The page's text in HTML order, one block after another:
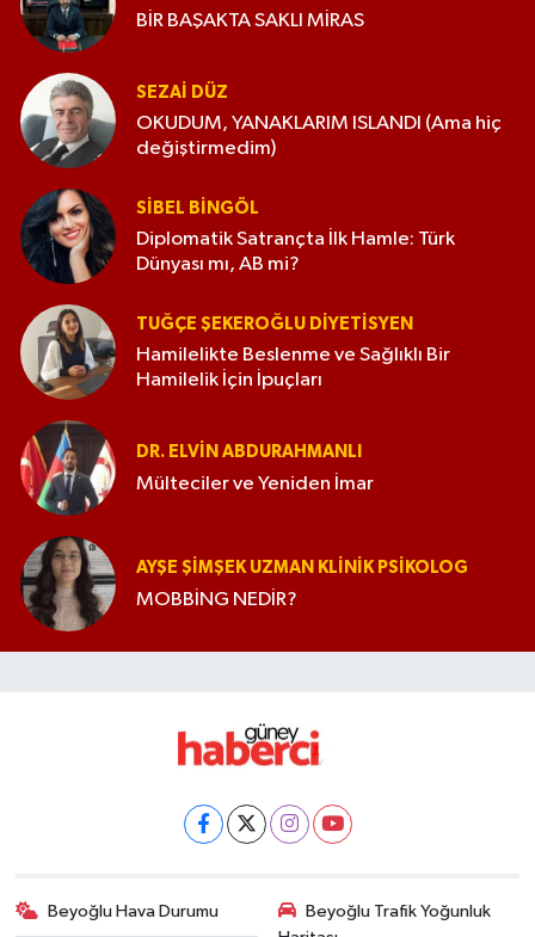
BİR BAŞAKTA SAKLI MİRAS
SEZAI DÜZ
OKUDUM, YANAKLARIM ISLANDI (Ama hiç
değiştirmedim)
SIBEL BINGÖL
Diplomatik Satrançta İlk Hamle: Türk
Dünyası mı, AB mi?
TUĞÇE ŞEKEROĞLU DIYETISYEN
Hamilelikte Beslenme ve Sağlıklı Bir
Hamilelik İçin İpuçları
DR. ELVIN ABDURAHMANLI
Mülteciler ve Yeniden İmar
AYŞE ŞIMŞEK UZMAN KLINIK PSIKOLOG
MOBBİNG NEDİR?
Beyoğlu Hava Durumu
Beyoğlu Trafik Yoğunluk